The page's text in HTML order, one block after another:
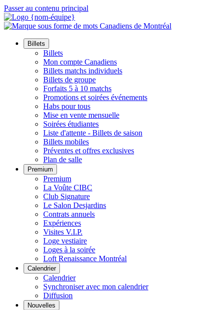
Passer au contenu principal
Billets
Billets
Mon compte Canadiens
Billets matchs individuels
Billets de groupe
Forfaits 5 à 10 matchs
Promotions et soirées événements
Habs pour tous
Mise en vente mensuelle
Soirées étudiantes
Liste d'attente - Billets de saison
Billets mobiles
Préventes et offres exclusives
Plan de salle
Premium
Premium
La Voûte CIBC
Club Signature
Le Salon Desjardins
Contrats annuels
Expériences
Visites V.I.P.
Loge vestiaire
Loges à la soirée
Loft Renaissance Montréal
Calendrier
Calendrier
Synchroniser avec mon calendrier
Diffusion
Nouvelles